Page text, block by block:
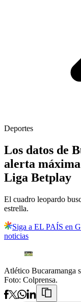
Deportes
Los datos de
alerta
Liga Betplay
El cuadro leopardo
estrella.
Siga a EL PAÍS en
noticias
Atlético Bucaramanga
Foto: Colprensa.